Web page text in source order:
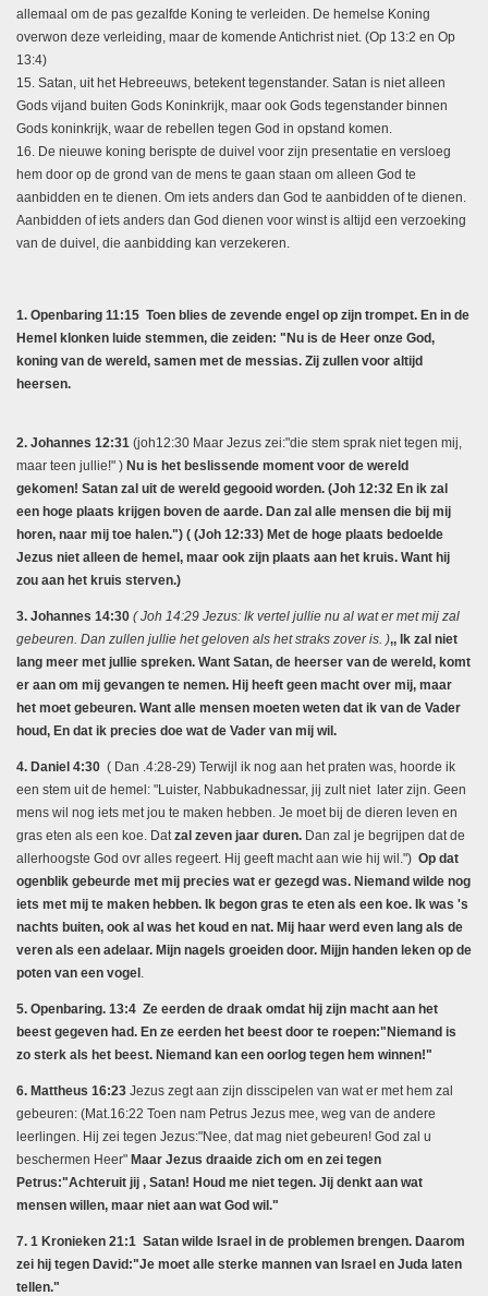
allemaal om de pas gezalfde Koning te verleiden. De hemelse Koning
overwon deze verleiding, maar de komende Antichrist niet. (Op 13:2 en Op
13:4)
15. Satan, uit het Hebreeuws, betekent tegenstander. Satan is niet alleen
Gods vijand buiten Gods Koninkrijk, maar ook Gods tegenstander binnen
Gods koninkrijk, waar de rebellen tegen God in opstand komen.
16. De nieuwe koning berispte de duivel voor zijn presentatie en versloeg
hem door op de grond van de mens te gaan staan om alleen God te
aanbidden en te dienen. Om iets anders dan God te aanbidden of te dienen.
Aanbidden of iets anders dan God dienen voor winst is altijd een verzoeking
van de duivel, die aanbidding kan verzekeren.
1. Openbaring 11:15 Toen blies de zevende engel op zijn trompet. En in de
Hemel klonken luide stemmen, die zeiden: "Nu is de Heer onze God,
koning van de wereld, samen met de messias. Zij zullen voor altijd
heersen.
2. Johannes 12:31 (joh12:30 Maar Jezus zei:"die stem sprak niet tegen mij,
maar teen jullie!" ) Nu is het beslissende moment voor de wereld
gekomen! Satan zal uit de wereld gegooid worden. (Joh 12:32 En ik zal
een hoge plaats krijgen boven de aarde. Dan zal alle mensen die bij mij
horen, naar mij toe halen.") ( (Joh 12:33) Met de hoge plaats bedoelde
Jezus niet alleen de hemel, maar ook zijn plaats aan het kruis. Want hij
zou aan het kruis sterven.)
3. Johannes 14:30 ( Joh 14:29 Jezus: Ik vertel jullie nu al wat er met mij zal
gebeuren. Dan zullen jullie het geloven als het straks zover is. ),, Ik zal niet
lang meer met jullie spreken. Want Satan, de heerser van de wereld, komt
er aan om mij gevangen te nemen. Hij heeft geen macht over mij, maar
het moet gebeuren. Want alle mensen moeten weten dat ik van de Vader
houd, En dat ik precies doe wat de Vader van mij wil.
4. Daniel 4:30 ( Dan .4:28-29) Terwijl ik nog aan het praten was, hoorde ik
een stem uit de hemel: "Luister, Nabbukadnessar, jij zult niet later zijn. Geen
mens wil nog iets met jou te maken hebben. Je moet bij de dieren leven en
gras eten als een koe. Dat zal zeven jaar duren. Dan zal je begrijpen dat de
allerhoogste God ovr alles regeert. Hij geeft macht aan wie hij wil.") Op dat
ogenblik gebeurde met mij precies wat er gezegd was. Niemand wilde nog
iets met mij te maken hebben. Ik begon gras te eten als een koe. Ik was 's
nachts buiten, ook al was het koud en nat. Mij haar werd even lang als de
veren als een adelaar. Mijn nagels groeiden door. Mijjn handen leken op de
poten van een vogel
5. Openbaring. 13:4 Ze eerden de draak omdat hij zijn macht aan het
beest gegeven had. En ze eerden het beest door te roepen:"Niemand is
zo sterk als het beest. Niemand kan een oorlog tegen hem winnen!"
6. Mattheus 16:23 Jezus zegt aan zijn disscipelen van wat er met hem zal
gebeuren: (Mat.16:22 Toen nam Petrus Jezus mee, weg van de andere
leerlingen. Hij zei tegen Jezus:"Nee, dat mag niet gebeuren! God zal u
beschermen Heer" Maar Jezus draaide zich om en zei tegen
Petrus:"Achteruit jij , Satan! Houd me niet tegen. Jij denkt aan wat
mensen willen, maar niet aan wat God wil."
7. 1 Kronieken 21:1 Satan wilde Israel in de problemen brengen. Daarom
zei hij tegen David:"Je moet alle sterke mannen van Israel en Juda laten
tellen."